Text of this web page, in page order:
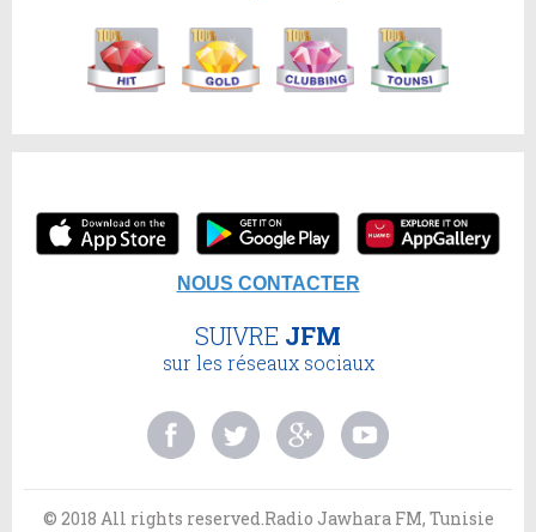
NOUS CONTACTER
SUIVRE JFM
sur les réseaux sociaux
© 2018 All rights reserved.Radio Jawhara FM, Tunisie